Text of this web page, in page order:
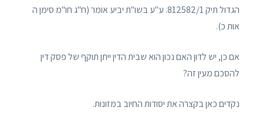
הגדול תיק 812582/1. ע"ע בשו"ת יביע אומר (ח"ג חו"מ סימן ה
אות כ).
אם כן, יש לדון האם נכון הוא שבית הדין ייתן תוקף של פסק דין
להסכם מעין זה?
נקדים כאן בקצרה את יסודות החיוב במזונות.